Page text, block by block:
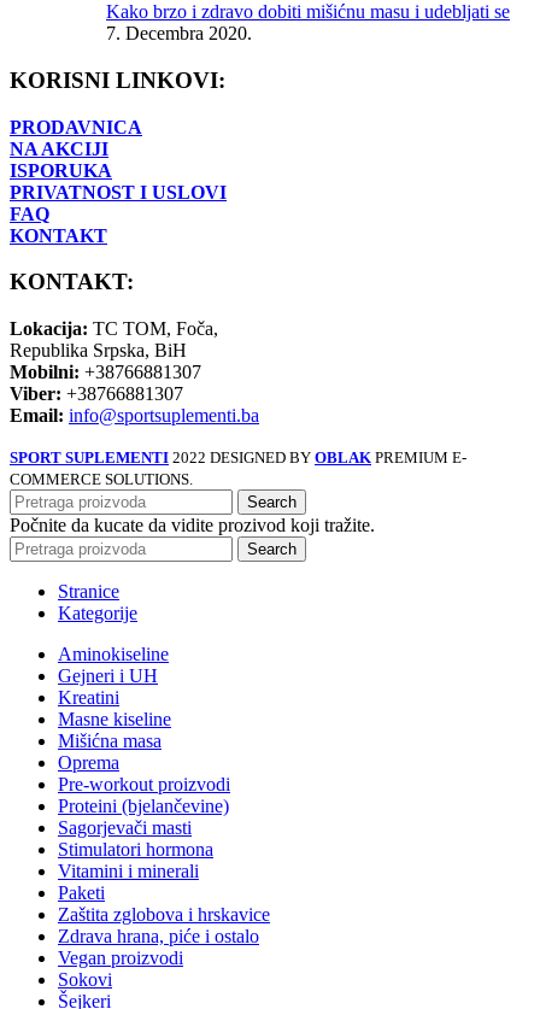
Kako brzo i zdravo dobiti mišićnu masu i udebljati se
7. Decembra 2020.
KORISNI LINKOVI:
PRODAVNICA
NA AKCIJI
ISPORUKA
PRIVATNOST I USLOVI
FAQ
KONTAKT
KONTAKT:
Lokacija: TC TOM, Foča,
Republika Srpska, BiH
Mobilni: +38766881307
Viber: +38766881307
Email: info@sportsuplementi.ba
SPORT SUPLEMENTI 2022 DESIGNED BY OBLAK PREMIUM E-
COMMERCE SOLUTIONS.
Search
Počnite da kucate da vidite prozivod koji tražite.
Search
Stranice
Kategorije
Aminokiseline
Gejneri i UH
Kreatini
Masne kiseline
Mišićna masa
Oprema
Pre-workout proizvodi
Proteini (bjelančevine)
Sagorjevači masti
Stimulatori hormona
Vitamini i minerali
Paketi
Zaštita zglobova i hrskavice
Zdrava hrana, piće i ostalo
Vegan proizvodi
Sokovi
Šejkeri